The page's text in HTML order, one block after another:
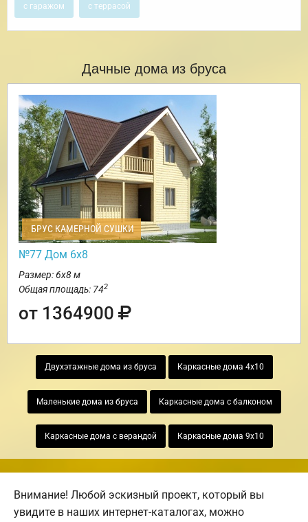
с гаражом с террасой
Дачные дома из бруса
БРУС КАМЕРНОЙ СУШКИ
№77 Дом 6х8
Размер: 6х8 м
Общая площадь: 742
от 1364900
Двухэтажные дома из бруса Каркасные дома 4х10
Маленькие дома из бруса Каркасные дома с балконом
Каркасные дома с верандой Каркасные дома 9х10
Внимание! Любой эскизный проект, который вы
увидите в наших интернет-каталогах, можно